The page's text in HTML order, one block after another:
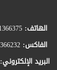
الهاتف:
الفاكس:
البريد الإلكتروني: